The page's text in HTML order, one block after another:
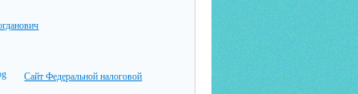
Сайт Федеральной налоговой